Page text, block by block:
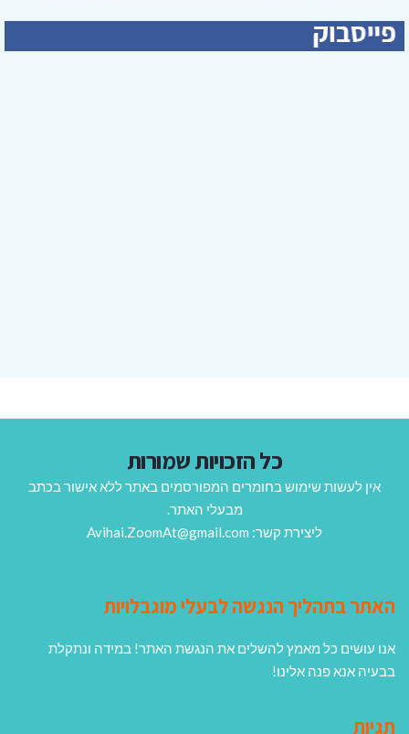
כל הזכויות שמורות
אין לעשות שימוש בחומרים המפורסמים באתר ללא אישור בכתב
מבעלי האתר.
ליצירת קשר: Avihai.ZoomAt@gmail.com
האתר בתהליך הנגשה לבעלי מוגבלויות
אנו עושים כל מאמץ להשלים את הנגשת האתר! במידה ונתקלת
בבעיה אנא פנה אלינו!
תגיות